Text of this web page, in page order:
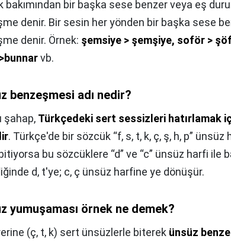
bakımından bir başka sese benzer veya eş
denir. Bir sesin her yönden bir başka sese
denir. Örnek: şemsiye > şemşiye, soför >
vb.
benzeşmesi adı nedir?
şahap, Türkçedeki sert sessizleri hatırlamak
. Türkçe'de bir sözcük “f, s, t, k, ç, ş, h, p”
bu sözcüklere “d” ve “c” ünsüz harfi ile
d, t'ye; c, ç ünsüz harfine ye dönüşür.
yumuşaması örnek ne demek?
(ç, t, k) sert ünsüzlerle biterek ünsüz